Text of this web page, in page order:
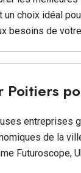
choix idéal
besoins de
Poitiers
entreprises
de la
Futuroscope,